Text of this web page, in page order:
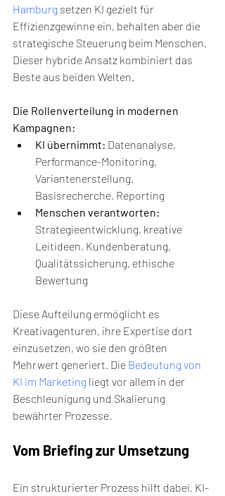
Hamburg setzen KI gezielt für
Effizienzgewinne ein, behalten aber die
strategische Steuerung beim Menschen.
Dieser hybride Ansatz kombiniert das
Beste aus beiden Welten.
Die Rollenverteilung in modernen
Kampagnen:
KI übernimmt: Datenanalyse,
Performance-Monitoring,
Variantenerstellung,
Basisrecherche, Reporting
Menschen verantworten:
Strategieentwicklung, kreative
Leitideen, Kundenberatung,
Qualitätssicherung, ethische
Bewertung
Diese Aufteilung ermöglicht es
Kreativagenturen, ihre Expertise dort
einzusetzen, wo sie den größten
Mehrwert generiert. Die Bedeutung von
KI im Marketing liegt vor allem in der
Beschleunigung und Skalierung
bewährter Prozesse.
Vom Briefing zur Umsetzung
Ein strukturierter Prozess hilft dabei, KI-